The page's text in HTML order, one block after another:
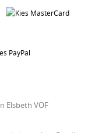
Elsbeth VOF